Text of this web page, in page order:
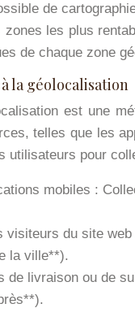
de
zones les plus
de chaque zone
la géolocalisation
est une
telles que les
utilisateurs pour
mobiles :
du site
la ville**).
de livraison ou de